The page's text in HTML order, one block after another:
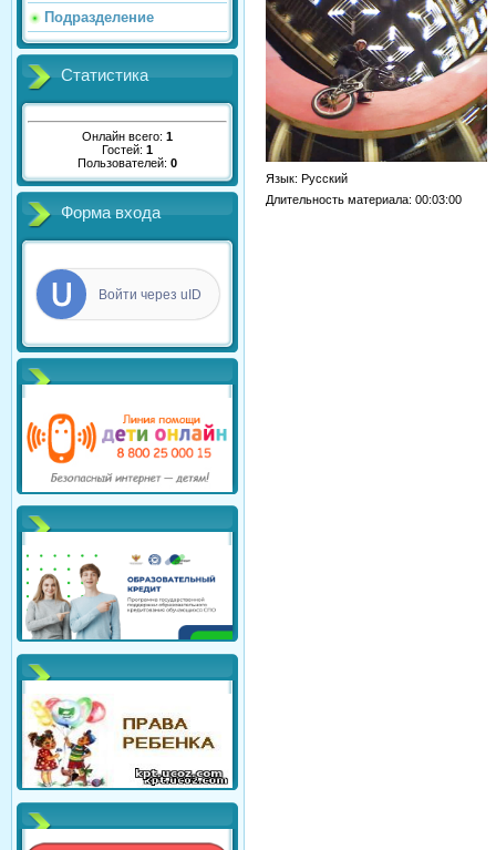
Подразделение
Статистика
Онлайн всего: 1
Гостей: 1
Пользователей: 0
Форма входа
Войти через uID
Язык: Русский
Длительность материала: 00:03:00